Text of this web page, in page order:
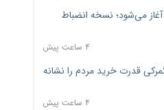
می‌شود؛ نسخه انضباط
۴ ساعت پیش
قدرت خرید مردم را نشانه
۴ ساعت پیش